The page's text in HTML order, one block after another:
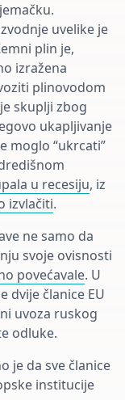
uvelike je
plin je,
izražena
plinovodom
skuplji zbog
ukapljivanje
moglo “ukrcati”
u recesiju, iz
izvlačiti.
ne samo da
svoje ovisnosti
povećavale. U
dvije članice EU
uvoza ruskog
odluke.
je da sve članice
institucije